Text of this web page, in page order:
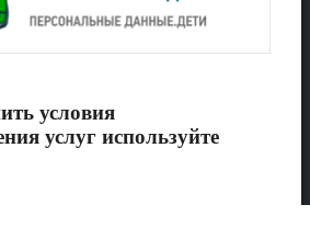
условия
услуг используйте